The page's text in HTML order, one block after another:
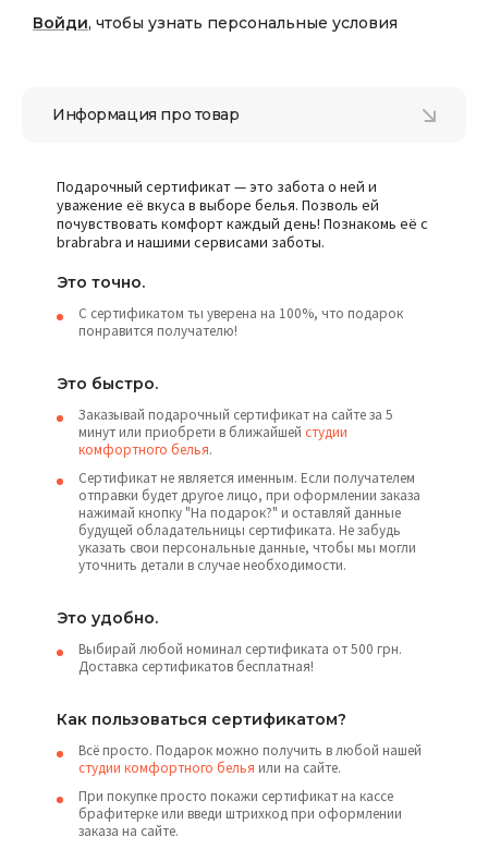
Войди, чтобы узнать персональные условия
Информация про товар
Подарочный сертификат — это забота о ней и
уважение её вкуса в выборе белья. Позволь ей
почувствовать комфорт каждый день! Познакомь её с
brabrabra и нашими сервисами заботы.
Это точно.
С сертификатом ты уверена на 100%, что подарок
понравится получателю!
Это быстро.
Заказывай подарочный сертификат на сайте за 5
минут или приобрети в ближайшей студии
комфортного белья.
Сертификат не является именным. Если получателем
отправки будет другое лицо, при оформлении заказа
нажимай кнопку "На подарок?" и оставляй данные
будущей обладательницы сертификата. Не забудь
указать свои персональные данные, чтобы мы могли
уточнить детали в случае необходимости.
Это удобно.
Выбирай любой номинал сертификата от 500 грн.
Доставка сертификатов бесплатная!
Как пользоваться сертификатом?
Всё просто. Подарок можно получить в любой нашей
студии комфортного белья или на сайте.
При покупке просто покажи сертификат на кассе
брафитерке или введи штрихкод при оформлении
заказа на сайте.